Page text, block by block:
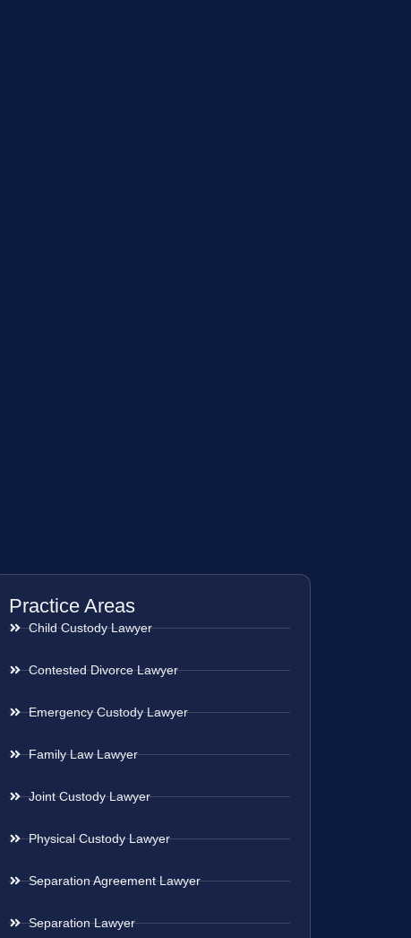
Practice Areas
Child Custody Lawyer
Contested Divorce Lawyer
Emergency Custody Lawyer
Family Law Lawyer
Joint Custody Lawyer
Physical Custody Lawyer
Separation Agreement Lawyer
Separation Lawyer